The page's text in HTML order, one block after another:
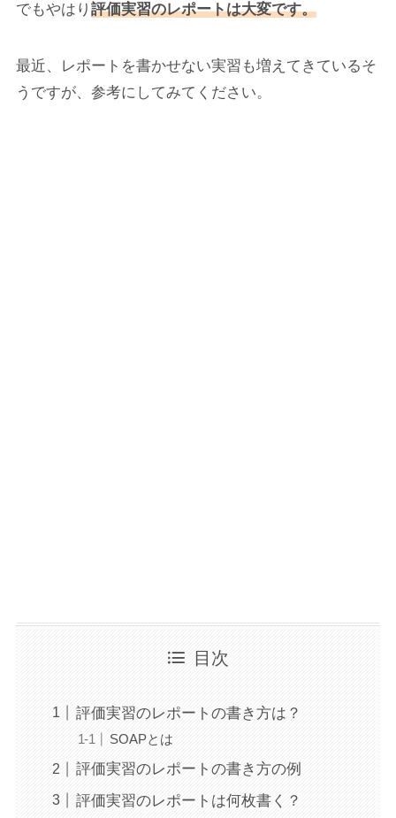
でもやはり 評価実習のレポートは大変です。
最近、レポートを書かせない実習も増えてきているそ
うですが、参考にしてみてください。
目次
評価実習のレポートの書き方は？
SOAPとは
評価実習のレポートの書き方の例
評価実習のレポートは何枚書く？